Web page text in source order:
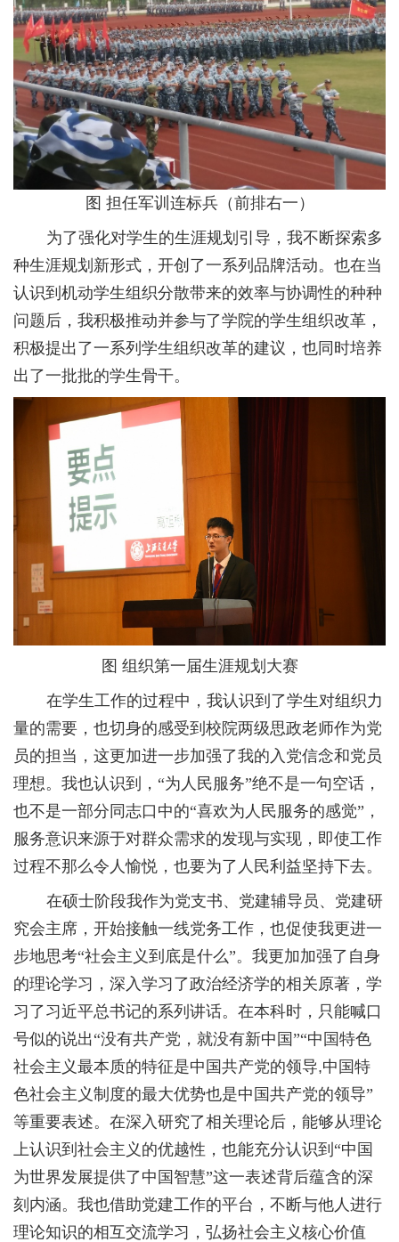
图 担任军训连标兵（前排右一）
为了强化对学生的生涯规划引导，我不断探索多
种生涯规划新形式，开创了一系列品牌活动。也在当
认识到机动学生组织分散带来的效率与协调性的种种
问题后，我积极推动并参与了学院的学生组织改革，
积极提出了一系列学生组织改革的建议，也同时培养
出了一批批的学生骨干。
图 组织第一届生涯规划大赛
在学生工作的过程中，我认识到了学生对组织力
量的需要，也切身的感受到校院两级思政老师作为党
员的担当，这更加进一步加强了我的入党信念和党员
理想。我也认识到，“为人民服务”绝不是一句空话，
也不是一部分同志口中的“喜欢为人民服务的感觉”，
服务意识来源于对群众需求的发现与实现，即使工作
过程不那么令人愉悦，也要为了人民利益坚持下去。
在硕士阶段我作为党支书、党建辅导员、党建研
究会主席，开始接触一线党务工作，也促使我更进一
步地思考“社会主义到底是什么”。我更加加强了自身
的理论学习，深入学习了政治经济学的相关原著，学
习了习近平总书记的系列讲话。在本科时，只能喊口
号似的说出“没有共产党，就没有新中国”“中国特色
社会主义最本质的特征是中国共产党的领导,中国特
色社会主义制度的最大优势也是中国共产党的领导”
等重要表述。在深入研究了相关理论后，能够从理论
上认识到社会主义的优越性，也能充分认识到“中国
为世界发展提供了中国智慧”这一表述背后蕴含的深
刻内涵。我也借助党建工作的平台，不断与他人进行
理论知识的相互交流学习，弘扬社会主义核心价值